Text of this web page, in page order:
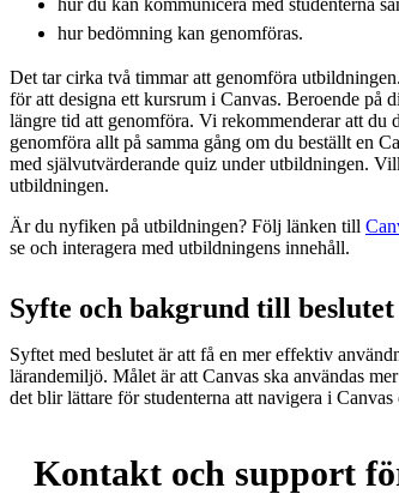
hur bedömning kan genomföras.
Det tar cirka två timmar att genomföra
för att designa ett kursrum i Canvas. Beroende på
längre tid att genomföra. Vi rekommenderar att du
genomföra allt på samma gång om du beställt en
med självutvärderande quiz under utbildningen.
utbildningen.
Är du nyfiken på utbildningen? Följ länken till
se och interagera med utbildningens innehåll.
Syfte och bakgrund till beslutet
Syftet med beslutet är att få en mer effektiv
lärandemiljö. Målet är att Canvas ska användas
det blir lättare för studenterna att navigera i
Kontakt och support